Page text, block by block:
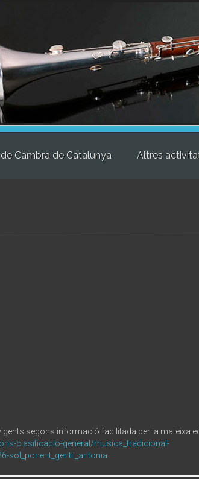
Cambra de Catalunya Altres
segons informació facilitada per la mateixa
clasificacio-general/musica_tradicional-
sol_ponent_gentil_antonia